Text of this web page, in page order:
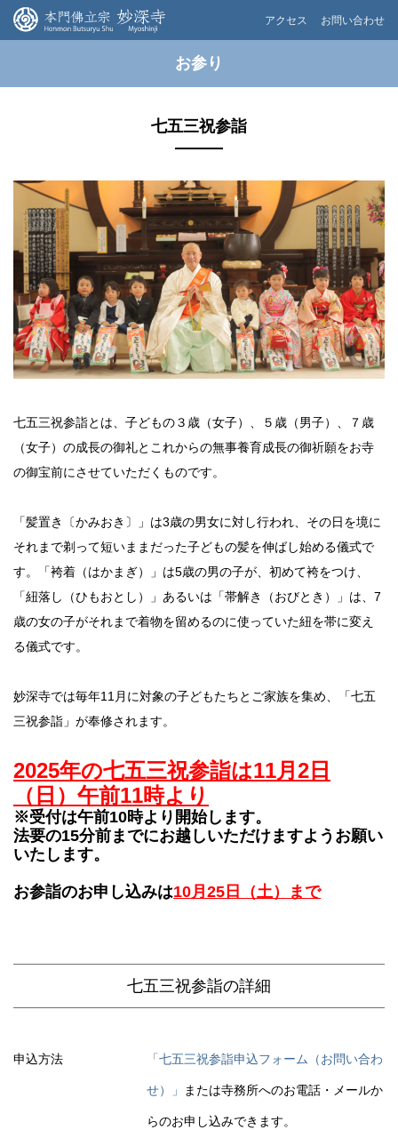
アクセス お問い合わせ
お参り
七五三祝参詣
七五三祝参詣とは、子どもの３歳（女子）、５歳（男子）、７歳
（女子）の成長の御礼とこれからの無事養育成長の御祈願をお寺
の御宝前にさせていただくものです。
「髪置き〔かみおき〕」は3歳の男女に対し行われ、その日を境に
それまで剃って短いままだった子どもの髪を伸ばし始める儀式で
す。「袴着（はかまぎ）」は5歳の男の子が、初めて袴をつけ、
「紐落し（ひもおとし）」あるいは「帯解き（おびとき）」は、7
歳の女の子がそれまで着物を留めるのに使っていた紐を帯に変え
る儀式です。
妙深寺では毎年11月に対象の子どもたちとご家族を集め、「七五
三祝参詣」が奉修されます。
2025年の七五三祝参詣は11月2日
（日）午前11時より
※受付は午前10時より開始します。
法要の15分前までにお越しいただけますようお願い
いたします。
お参詣のお申し込みは10月25日（土）まで
七五三祝参詣の詳細
申込方法 「七五三祝参詣申込フォーム（お問い合わ
せ）」 または寺務所へのお電話・メールか
らのお申し込みできます。